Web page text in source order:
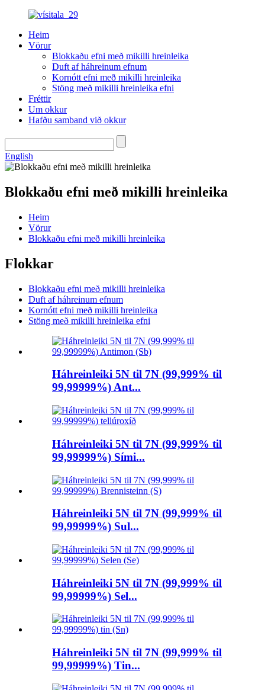
Heim
Vörur
Blokkaðu efni með mikilli hreinleika
Duft af háhreinum efnum
Kornótt efni með mikilli hreinleika
Stöng með mikilli hreinleika efni
Fréttir
Um okkur
Hafðu samband við okkur
English
Blokkaðu efni með mikilli hreinleika
Heim
Vörur
Blokkaðu efni með mikilli hreinleika
Flokkar
Blokkaðu efni með mikilli hreinleika
Duft af háhreinum efnum
Kornótt efni með mikilli hreinleika
Stöng með mikilli hreinleika efni
Háhreinleiki 5N til 7N (99,999% til
99,99999%) Ant...
Háhreinleiki 5N til 7N (99,999% til
99,99999%) Sími...
Háhreinleiki 5N til 7N (99,999% til
99,99999%) Sul...
Háhreinleiki 5N til 7N (99,999% til
99,99999%) Sel...
Háhreinleiki 5N til 7N (99,999% til
99,99999%) Tin...